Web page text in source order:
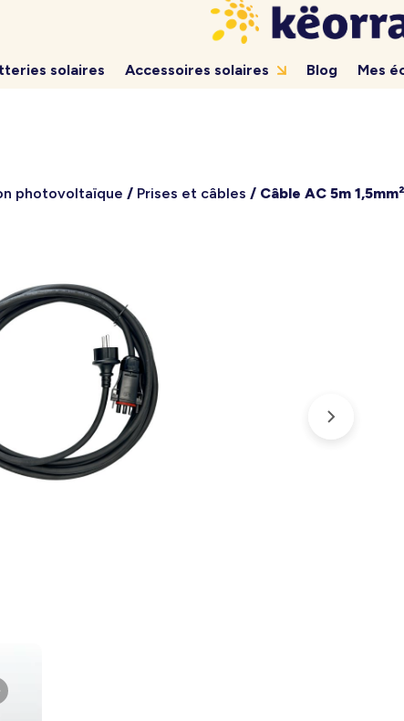
solaires Accessoires solaires Blog Mes
photovoltaïque / Prises et câbles / Câble AC 5m